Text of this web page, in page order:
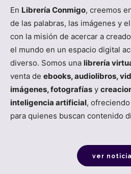
En Librería Conmigo, creemos
de las palabras, las imágenes y
con la misión de acercar a
el mundo en un espacio digital
diverso. Somos una librería
venta de ebooks, audiolibros,
imágenes, fotografías y
inteligencia artificial,
para quienes buscan contenido
ver